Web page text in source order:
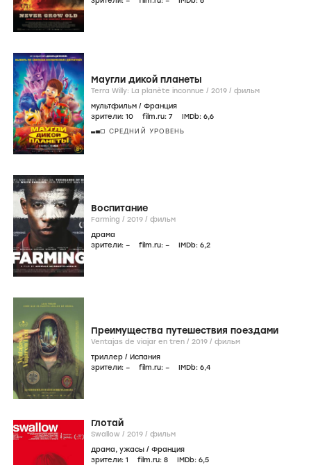
Маугли дикой планеты
Terra Willy: La planète inconnue / 2019 / фильм
мультфильм / Франция
зрители: 10 film.ru: 7 IMDb: 6,6
СРЕДНИЙ УРОВЕНЬ
Воспитание
Farming / 2019 / фильм
драма
зрители: – film.ru: – IMDb: 6,2
Преимущества путешествия поездами
Ventajas de viajar en tren / 2019 / фильм
триллер / Испания
зрители: – film.ru: – IMDb: 6,4
Глотай
Swallow / 2019 / фильм
драма, ужасы / Франция
зрители: 1 film.ru: 8 IMDb: 6,5